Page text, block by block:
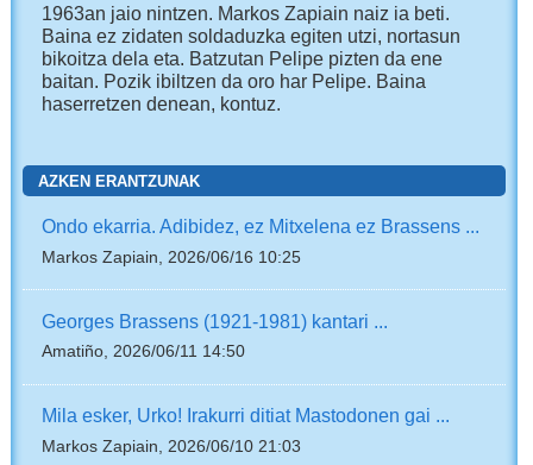
1963an jaio nintzen. Markos Zapiain naiz ia beti.
Baina ez zidaten soldaduzka egiten utzi, nortasun
bikoitza dela eta. Batzutan Pelipe pizten da ene
baitan. Pozik ibiltzen da oro har Pelipe. Baina
haserretzen denean, kontuz.
AZKEN ERANTZUNAK
Ondo ekarria. Adibidez, ez Mitxelena ez Brassens ...
Markos Zapiain, 2026/06/16 10:25
Georges Brassens (1921-1981) kantari ...
Amatiño, 2026/06/11 14:50
Mila esker, Urko! Irakurri ditiat Mastodonen gai ...
Markos Zapiain, 2026/06/10 21:03